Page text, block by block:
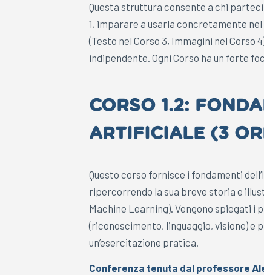
Questa struttura consente a chi
1, imparare a usarla concretamente
(Testo nel Corso 3, Immagini nel Corso
indipendente. Ogni Corso ha un forte
CORSO 1.2:
ARTIFICIALE (3
Questo corso fornisce i fondamenti
ripercorrendo la sua breve storia e
Machine Learning). Vengono spiegati i
(riconoscimento, linguaggio, visione) e
un’esercitazione pratica.
Conferenza tenuta dal professore